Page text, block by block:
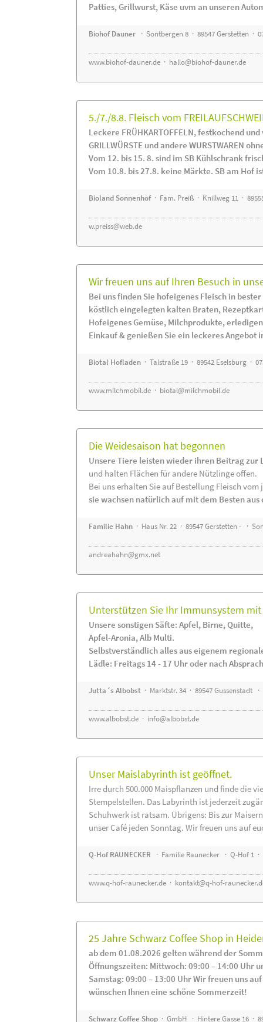
Patties, Grillwurst, Käse uvm an unseren
Biohof Dauner · Sontbergen 8 · 89547 Gerstetten ·
www.biohof-dauner.de · hallo@biohof-dauner.de
5./7./8.8. Fleisch vom
Leckere FRÜHKARTOFFELN, festkochend
GRILLWÜRSTE und andere WURSTWAREN
Vom 12. bis 15. 8. sind im SB Kühlschrank
Vom 10.8. bis 27.8. keine Märkte. SB am Hof
Bioland Sonnenhof· Fam. Preiß · Knillweg 11 ·
w.preiss@web.de
Wir freuen uns auf Ihren Besuch in
Bei uns finden Sie hofeigenes Fleisch in
köstlich eingelegten kalten Braten,
Hofeigenes Gemüse, Milchprodukte,
Einkauf & genießen Sie ein leckeres Angebot
Biotal Hofladen · Talstraße 19 · 89542 Eselsburg ·
www.milchmobil.de · biotal@milchmobil.de
Die Weidesaison hat begonnen
Unsere Tiere leisten wieder ihren Beitrag zur
und halten Flächen für andere Nützlinge offen.
Bei uns erhalten Sie auf Bestellung Fleisch
sie wachsen natürlich auf mit dem Besten aus
Familie Hahn · Haus Nr. 22 · 89547 Gerstetten - ·
andreahahn@gmx.net
Unterstützen Sie Ihr Immunsystem
Unsere sonstigen Säfte: Apfel, Birne, Quitte,
Apfel-Aronia, Alb Multi.
Selbstverständlich alles aus eigenem
Lädle: Freitags 14 - 17 Uhr oder nach
Jutta´s Albobst · Marktstr. 34 · 89547 Gussenstadt ·
www.albobst.de · info@albobst.de
Unser Maislabyrinth ist geöffnet.
Irre durch 500.000 Maispflanzen und finde die
Stempelstellen. Das Labyrinth ist jederzeit
Schuhwerk ist ratsam. Übrigens: Bis zur
unser Café jeden Sonntag. Wir freuen uns auf
Q-Hof RAUNECKER · Familie Raunecker · Q-Hof 1
www.q-hof-raunecker.de · kontakt@q-hof-
25 Jahre Schwarz Coffee Shop in
ab dem 01.08.2026 gelten während der
Öffnungszeiten: Mittwoch: 09:00 – 14:00 Uhr
Samstag: 09:00 – 13:00 Uhr Wir freuen uns
wünschen Ihnen eine schöne Sommerzeit!
Schwarz Coffee Shop · GmbH · Hintere Gasse 16 ·